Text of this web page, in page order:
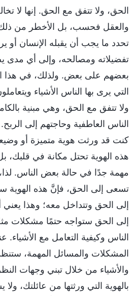
الحق، ولا تتفق مع الحق. إنها لا
والعقل فحسب، بل الأخطر من ذلك
تحدد ما يجب أن يقبله الإنسان أو
تفضيلاته ومصالحه، وإلى أي مدى
بعضهم على بعض. ولذلك، في هذا
التي يرى بها الناس الأشياء
ولا تتفق مع الحق، وهي مبنية
الناس العاطفية وحاجتهم إلى
كنت قد ورثت هوية متميزة أو
هذه الهوية تحتل مكانة في قلبك،
مهمة جدًا في حالة بعض الناس.
تسعى إلى الحق، فإنَّ هذه الهوية
إلى الحق وتتداخل معه؛ وهذا
إلى الحق ستواجه حتمًا مشكلات
الناس وكيفية التعامل مع الأشياء.
المشكلات والمسائل المهمة،
والأشياء من خلال تبني وجهات
بالهوية التي ورثتها من عائلتك،